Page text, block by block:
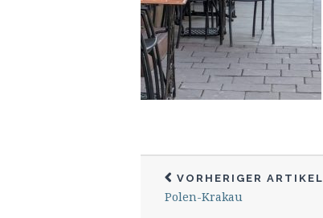
VORHERIGER ARTIKEL
Polen-Krakau